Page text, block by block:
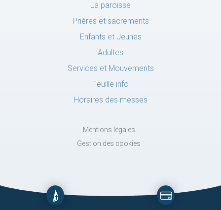
La paroisse
Prières et sacrements
Enfants et Jeunes
Adultes
Services et Mouvements
Feuille info
Horaires des messes
Mentions légales
Gestion des cookies